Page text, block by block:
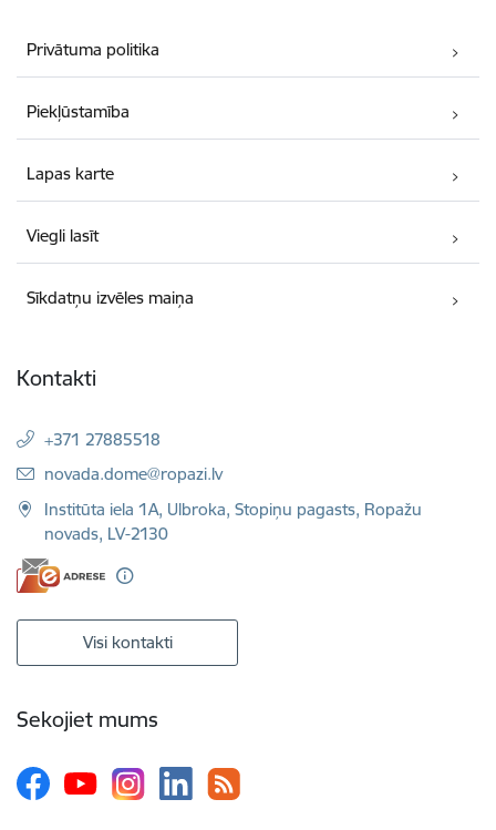
Privātuma politika
Piekļūstamība
Lapas karte
Viegli lasīt
Sīkdatņu izvēles maiņa
Kontakti
+371 27885518
E-pasts:
novada.dome@ropazi.lv
Institūta iela 1A, Ulbroka, Stopiņu pagasts, Ropažu
novads, LV-2130
Visi kontakti
Sekojiet mums